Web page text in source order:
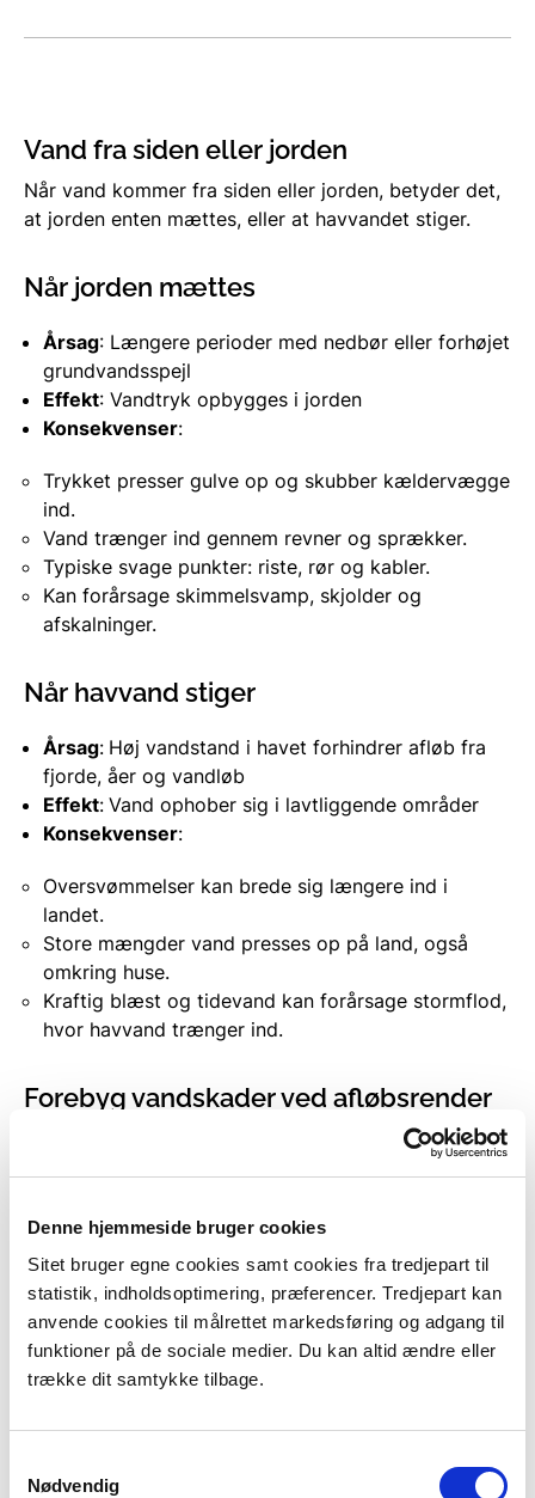
Denne hjemmeside bruger cookies
Sitet bruger egne cookies samt cookies fra tredjepart til
statistik, indholdsoptimering, præferencer. Tredjepart kan
anvende cookies til målrettet markedsføring og adgang til
funktioner på de sociale medier. Du kan altid ændre eller
trække dit samtykke tilbage.
Nødvendig
Vand fra siden eller jorden
Når vand kommer fra siden eller jorden, betyder det,
at jorden enten mættes, eller at havvandet stiger.
Når jorden mættes
Årsag: Længere perioder med nedbør eller forhøjet
grundvandsspejl
Effekt: Vandtryk opbygges i jorden
Konsekvenser:
Trykket presser gulve op og skubber kældervægge
ind.
Vand trænger ind gennem revner og sprækker.
Typiske svage punkter: riste, rør og kabler.
Kan forårsage skimmelsvamp, skjolder og
afskalninger.
Når havvand stiger
Årsag: Høj vandstand i havet forhindrer afløb fra
fjorde, åer og vandløb
Effekt: Vand ophober sig i lavtliggende områder
Konsekvenser:
Oversvømmelser kan brede sig længere ind i
landet.
Store mængder vand presses op på land, også
omkring huse.
Kraftig blæst og tidevand kan forårsage stormflod,
hvor havvand trænger ind.
Forebyg vandskader ved afløbsrender
Rene: Der må ikke være blade, jord eller andet, der
kan blokere vandgennemstrømningen.
Funktionsdygtige: De må ikke være tilstoppede
eller beskadigede. Vandet skal kunne løbe frit
igennem.
I rette størrelse: De skal kunne have store
undgå oversvømmelser.
Ønsker du hjælp til at holde nedløbsbrønde rene, så